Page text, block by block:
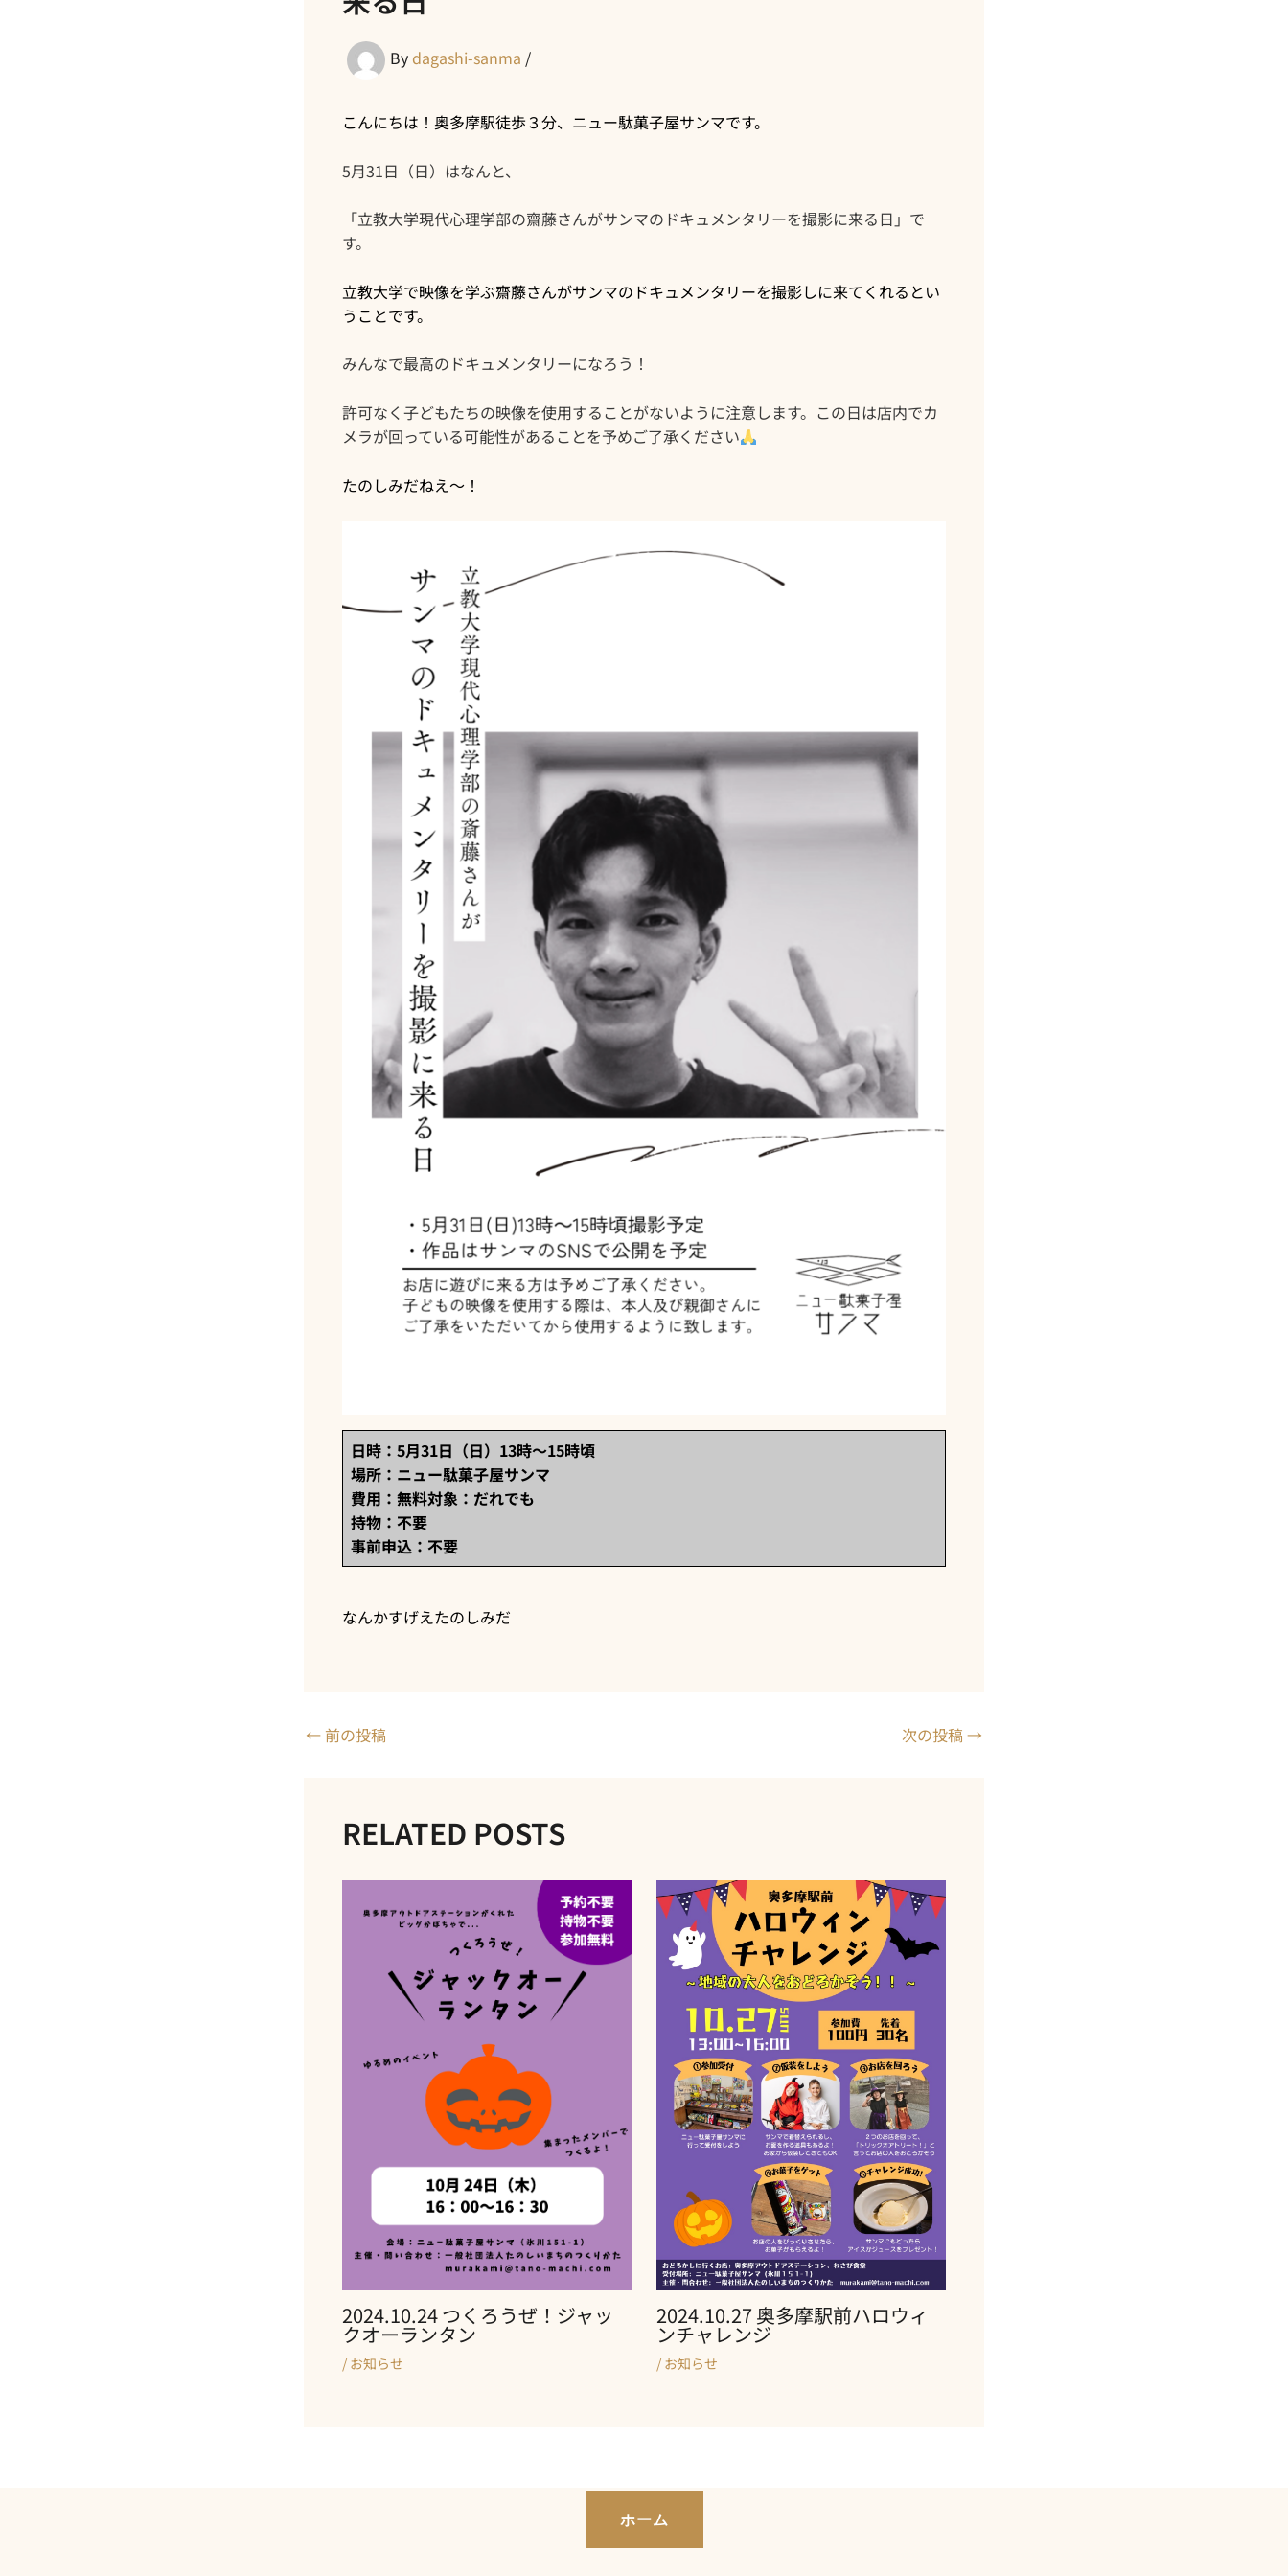
By dagashi-sanma /
こんにちは！奥多摩駅徒歩３分、ニュー駄菓子屋サンマです。
5月31日（日）はなんと、
「立教大学現代心理学部の齋藤さんがサンマのドキュメンタリーを撮影に来る日」で
す。
立教大学で映像を学ぶ齋藤さんがサンマのドキュメンタリーを撮影しに来てくれるとい
うことです。
みんなで最高のドキュメンタリーになろう！
許可なく子どもたちの映像を使用することがないように注意します。この日は店内でカ
メラが回っている可能性があることを予めご了承ください
たのしみだねえ〜！
日時：5月31日（日）13時～15時頃
場所：ニュー駄菓子屋サンマ
費用：無料対象：だれでも
持物：不要
事前申込：不要
なんかすげえたのしみだ
Post
←前の投稿 次の投稿 →
RELATED POSTS
2024.10.24 つくろうぜ！ジャッ
クオーランタン
/ お知らせ
2024.10.27 奥多摩駅前ハロウィ
ンチャレンジ
/ お知らせ
ホーム